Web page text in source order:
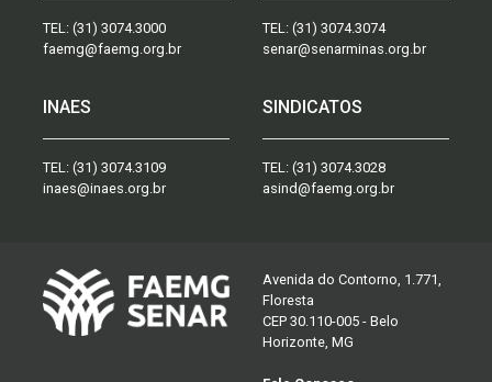
TEL: (31) 3074.3000
faemg@faemg.org.br
TEL: (31) 3074.3074
senar@senarminas.org.br
INAES
TEL: (31) 3074.3109
inaes@inaes.org.br
SINDICATOS
TEL: (31) 3074.3028
asind@faemg.org.br
Avenida do Contorno, 1.771,
Floresta
CEP 30.110-005 - Belo
Horizonte, MG